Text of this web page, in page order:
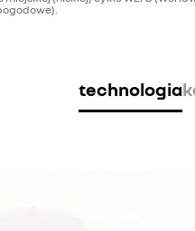
technologia